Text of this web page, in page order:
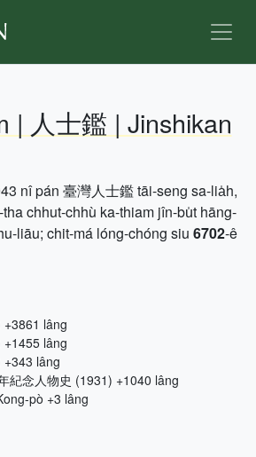
| 人士鑑 | Jinshikan
nî pán 臺灣人士鑑 tāi-seng sa-lia̍h,
chhut-chhù ka-thiam jîn-bu̍t hāng-
liāu; chit-má lóng-chóng siu 6702-ê
lâng
lâng
lâng
紀念人物史 (1931) +1040 lâng
pò +3 lâng